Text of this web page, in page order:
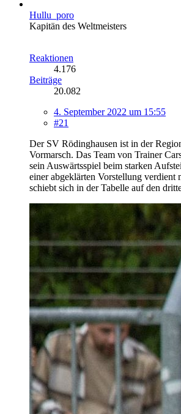
Hullu_poro
Kapitän des Weltmeisters
Reaktionen
4.176
Beiträge
20.082
4. September 2022 um 15:55
#21
Der SV Rödinghausen ist in der
Vormarsch. Das Team von Trainer
sein Auswärtsspiel beim starken
einer abgeklärten Vorstellung verdient
schiebt sich in der Tabelle auf den